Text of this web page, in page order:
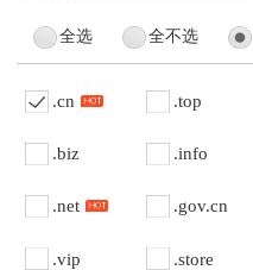
全选 全不选
.cn .top
.biz .info
.net .gov.cn
.vip .store